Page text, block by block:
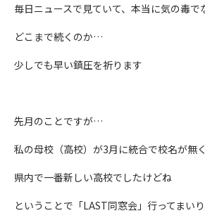
毎日ニュースで見ていて、本当に気の毒で
どこまで続くのか…
少しでも早い鎮圧を祈ります
先月のことですが…
私の母校（高校）が3月に統合で校名が無
県内で一番新しい高校でしたけどね
ということで「LAST同窓会」行ってまい